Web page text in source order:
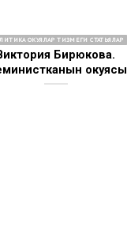
ОКУЯЛАР ТИЗМЕГИ СТАТЬЯЛАР
Бирюкова.
окуясы